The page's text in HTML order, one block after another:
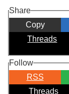
Share
Copy
Threads
Follow
RSS
Threads